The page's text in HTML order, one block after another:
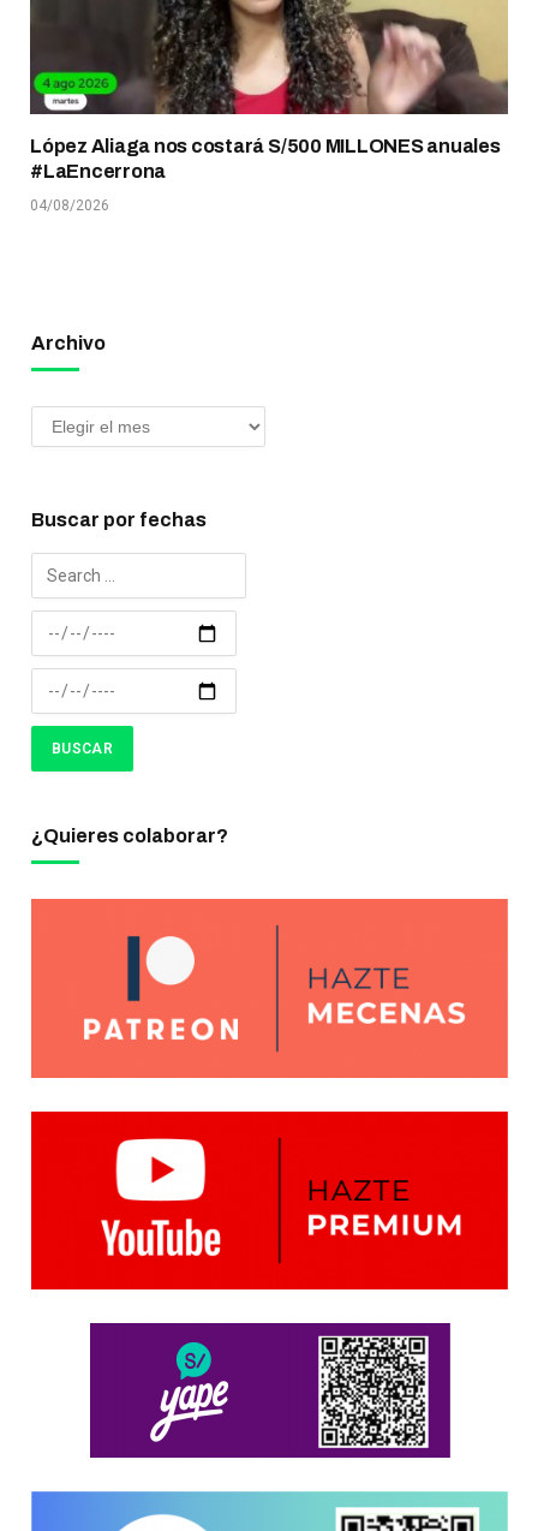
López Aliaga nos costará S/500 MILLONES anuales
#LaEncerrona
04/08/2026
Archivo
Buscar por fechas
¿Quieres colaborar?